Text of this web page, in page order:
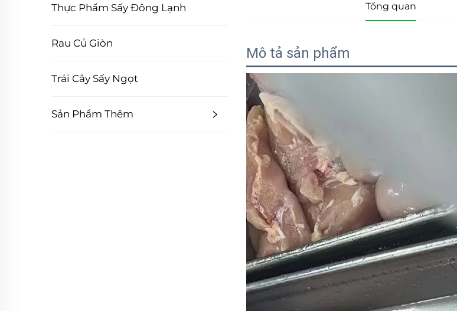
Thực Phẩm Sấy Đông Lạnh
Rau Củ Giòn
Trái Cây Sấy Ngọt
Sản Phẩm Thêm
Tổng quan
Mô tả sản phẩm